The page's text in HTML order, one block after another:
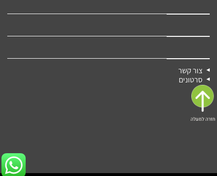
צור קשר
סרטונים